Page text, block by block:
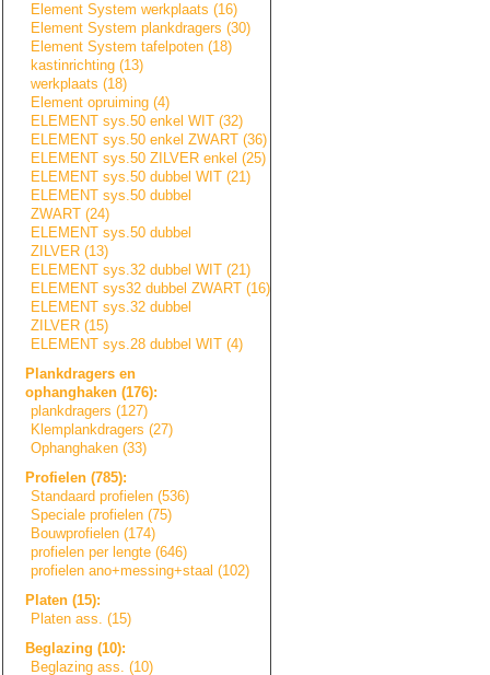
Element System werkplaats (16)
Element System plankdragers (30)
Element System tafelpoten (18)
kastinrichting (13)
werkplaats (18)
Element opruiming (4)
ELEMENT sys.50 enkel WIT (32)
ELEMENT sys.50 enkel ZWART (36)
ELEMENT sys.50 ZILVER enkel (25)
ELEMENT sys.50 dubbel WIT (21)
ELEMENT sys.50 dubbel
ZWART (24)
ELEMENT sys.50 dubbel
ZILVER (13)
ELEMENT sys.32 dubbel WIT (21)
ELEMENT sys32 dubbel ZWART (16)
ELEMENT sys.32 dubbel
ZILVER (15)
ELEMENT sys.28 dubbel WIT (4)
Plankdragers en
ophanghaken (176):
plankdragers (127)
Klemplankdragers (27)
Ophanghaken (33)
Profielen (785):
Standaard profielen (536)
Speciale profielen (75)
Bouwprofielen (174)
profielen per lengte (646)
profielen ano+messing+staal (102)
Platen (15):
Platen ass. (15)
Beglazing (10):
Beglazing ass. (10)